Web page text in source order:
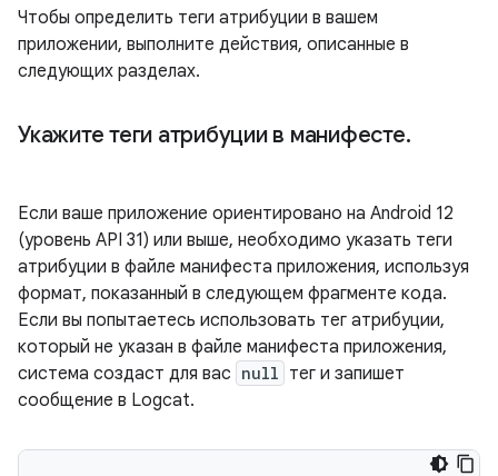
Чтобы определить теги атрибуции в вашем
приложении, выполните действия, описанные в
следующих разделах.
Укажите теги атрибуции в манифесте.
Если ваше приложение ориентировано на Android 12
(уровень API 31) или выше, необходимо указать теги
атрибуции в файле манифеста приложения, используя
формат, показанный в следующем фрагменте кода.
Если вы попытаетесь использовать тег атрибуции,
который не указан в файле манифеста приложения,
система создаст для вас null тег и запишет
сообщение в Logcat.